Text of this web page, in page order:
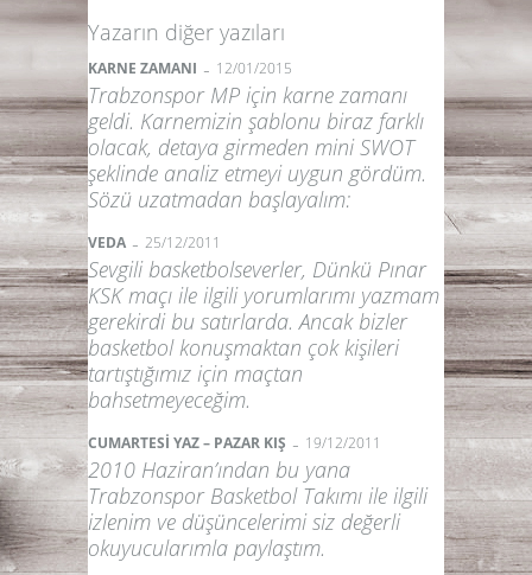
Yazarın diğer yazıları
KARNE ZAMANI - 12/01/2015
Trabzonspor MP için karne zamanı
geldi. Karnemizin şablonu biraz farklı
olacak, detaya girmeden mini SWOT
şeklinde analiz etmeyi uygun gördüm.
Sözü uzatmadan başlayalım:
VEDA - 25/12/2011
Sevgili basketbolseverler, Dünkü Pınar
KSK maçı ile ilgili yorumlarımı yazmam
gerekirdi bu satırlarda. Ancak bizler
basketbol konuşmaktan çok kişileri
tartıştığımız için maçtan
bahsetmeyeceğim.
CUMARTESİ YAZ – PAZAR KIŞ - 19/12/2011
2010 Haziran’ından bu yana
Trabzonspor Basketbol Takımı ile ilgili
izlenim ve düşüncelerimi siz değerli
okuyucularımla paylaştım.